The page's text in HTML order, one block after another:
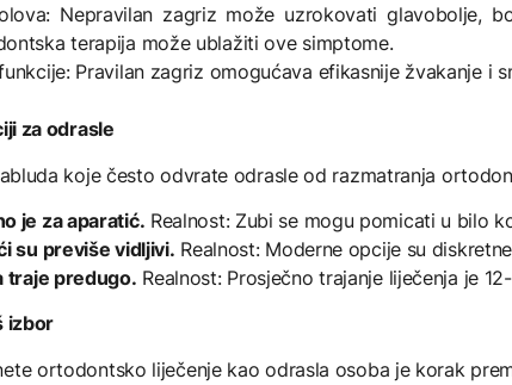
Nepravilan zagriz može uzrokovati glavobolje,
terapija može ublažiti ove simptome.
Pravilan zagriz omogućava efikasnije žvakanje i
za odrasle
koje često odvrate odrasle od razmatranja
je za aparatić. Realnost: Zubi se mogu pomicati u bilo
su previše vidljivi. Realnost: Moderne opcije su
traje predugo. Realnost: Prosječno trajanje liječenja je
izbor
ortodontsko liječenje kao odrasla osoba je korak